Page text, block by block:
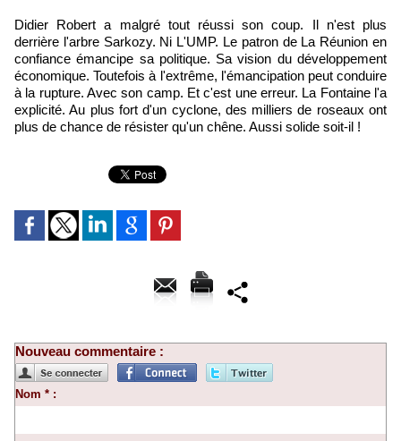
Didier Robert a malgré tout réussi son coup. Il n'est plus
derrière l'arbre Sarkozy. Ni L'UMP. Le patron de La Réunion en
confiance émancipe sa politique. Sa vision du développement
économique. Toutefois à l'extrême, l'émancipation peut conduire
à la rupture. Avec son camp. Et c'est une erreur. La Fontaine l'a
explicité. Au plus fort d'un cyclone, des milliers de roseaux ont
plus de chance de résister qu'un chêne. Aussi solide soit-il !
Nouveau commentaire :
Nom * :